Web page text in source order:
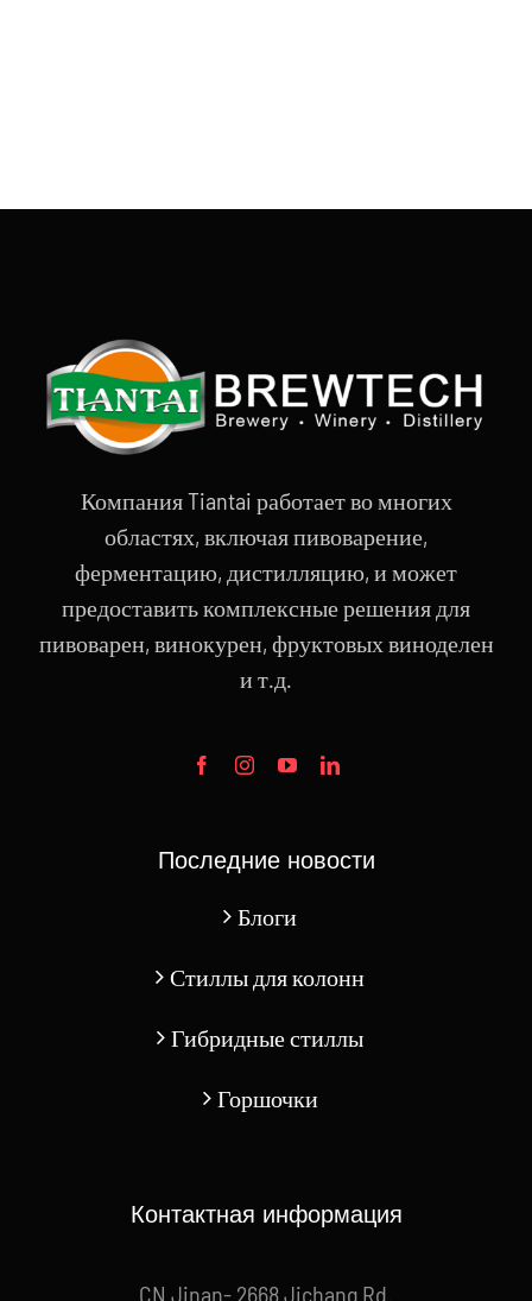
Компания Tiantai работает во многих
областях, включая пивоварение,
ферментацию, дистилляцию, и может
предоставить комплексные решения для
пивоварен, винокурен, фруктовых виноделен
и т.д.
Последние новости
Блоги
Стиллы для колонн
Гибридные стиллы
Горшочки
Контактная информация
CN Jinan- 2668 Jichang Rd.